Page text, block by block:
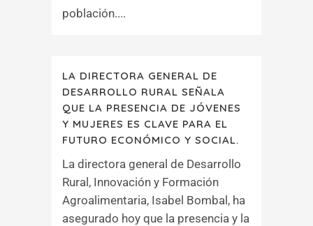
población....
LA DIRECTORA GENERAL DE
DESARROLLO RURAL SEÑALA
QUE LA PRESENCIA DE JÓVENES
Y MUJERES ES CLAVE PARA EL
FUTURO ECONÓMICO Y SOCIAL.
La directora general de Desarrollo
Rural, Innovación y Formación
Agroalimentaria, Isabel Bombal, ha
asegurado hoy que la presencia y la